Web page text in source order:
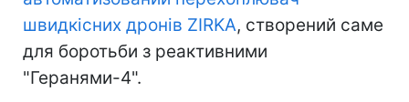
швидкісних дронів ZIRKA, створений саме
для боротьби з реактивними
"Геранями-4".